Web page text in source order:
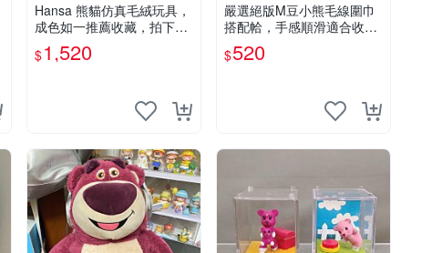
Hansa 熊貓仿真毛絨玩具，
成色如一推薦收藏，拍下無
疑心 熊貓 毛絨玩具 收藏
$1,520
嚴選絕版M豆小熊毛線圍巾
搭配帢，手感順滑適合收藏
絕版M豆小熊、圍巾、毛線
帢 經典好搭
$520